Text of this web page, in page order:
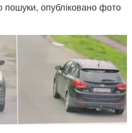
пошуки, опубліковано фото